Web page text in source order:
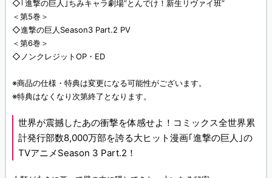
◇｢進撃の巨人｣ちみキャラ劇場”とんでけ！新生リヴァイ班”
＜第5巻＞
◇進撃の巨人Season3 Part.2 PV
＜第6巻＞
◇ノンクレジットOP・ED
※商品の仕様・特典は変更になる可能性がございます。
※特典はなくなり次第終了となります。
世界が震撼したあの衝撃を体感せよ！コミックス全世界累
計発行部数8,000万部を誇る大ヒット漫画｢進撃の巨人｣の
TVアニメSeason 3 Part.2！